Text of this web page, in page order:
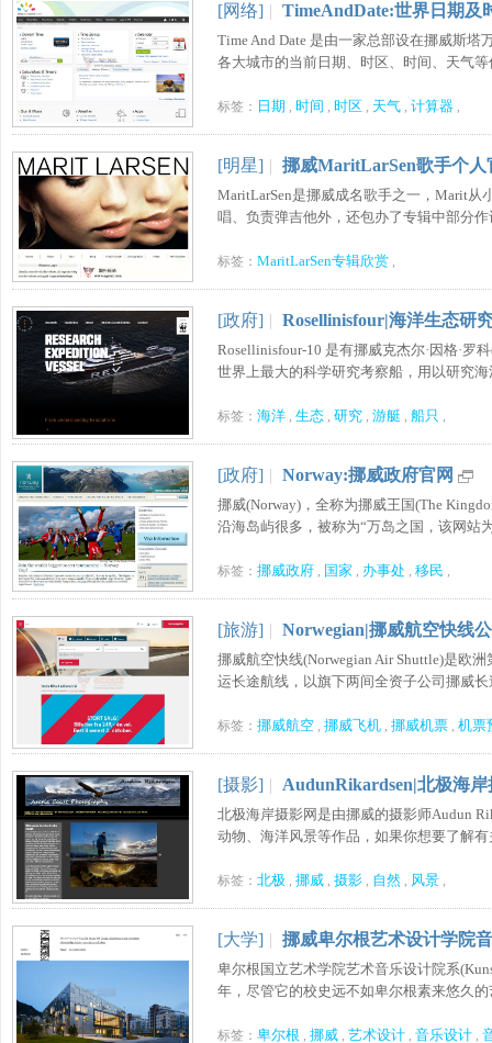
[网络] | TimeAndDate:世界日期及
Time And Date 是由一家总部设在挪威斯
各大城市的当前日期、时区、时间、天气
标签： 日期 , 时间 , 时区 , 天气 , 计算器 ,
[明星] | 挪威MaritLarSen歌手个人
MaritLarSen是挪威成名歌手之一，Marit
唱、负责弹吉他外，还包办了专辑中部分
标签： MaritLarSen专辑欣赏 ,
[政府] | Rosellinisfour|海洋生态研
Rosellinisfour-10 是有挪威克杰尔·因格·罗
世界上最大的科学研究考察船，用以研究
标签： 海洋 , 生态 , 研究 , 游艇 , 船只 ,
[政府] | Norway:挪威政府官网
挪威(Norway)，全称为挪威王国(The
沿海岛屿很多，被称为“万岛之国，该网站
标签： 挪威政府 , 国家 , 办事处 , 移民 ,
[旅游] | Norwegian|挪威航空快线
挪威航空快线(Norwegian Air Shuttle)是欧
运长途航线，以旗下两间全资子公司挪威
标签： 挪威航空 , 挪威飞机 , 挪威机票 , 机票
[摄影] | AudunRikardsen|北极海岸
北极海岸摄影网是由挪威的摄影师Audun
动物、海洋风景等作品，如果你想要了解
标签： 北极 , 挪威 , 摄影 , 自然 , 风景 ,
[大学] | 挪威卑尔根艺术设计学院
卑尔根国立艺术学院艺术音乐设计院系
年，尽管它的校史远不如卑尔根素来悠久
标签： 卑尔根 , 挪威 , 艺术设计 , 音乐设计 ,